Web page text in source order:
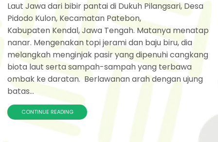
Laut Jawa dari bibir pantai di Dukuh Pilangsari, Desa
Pidodo Kulon, Kecamatan Patebon,
Kabupaten Kendal, Jawa Tengah. Matanya menatap
nanar. Mengenakan topi jerami dan baju biru, dia
melangkah menginjak pasir yang dipenuhi cangkang
biota laut serta sampah-sampah yang terbawa
ombak ke daratan. Berlawanan arah dengan ujung
batas...
CONTINUE READING